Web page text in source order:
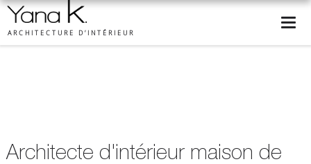
ARCHITECTURE D’INTÉRIEUR
Architecte d'intérieur maison de